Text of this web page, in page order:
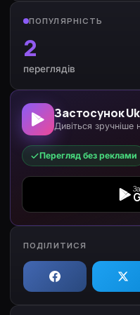
ПОПУЛЯРНІСТЬ
2
переглядів
Застосунок
Дивіться зручніше
Перегляд без реклами
ПОДІЛИТИСЯ